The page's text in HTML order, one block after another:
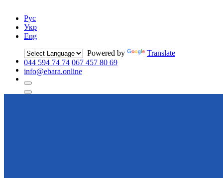
Рус
Укр
Eng
Powered by
Translate
044 594 74 74 067 457 80 69
info@ebara.online